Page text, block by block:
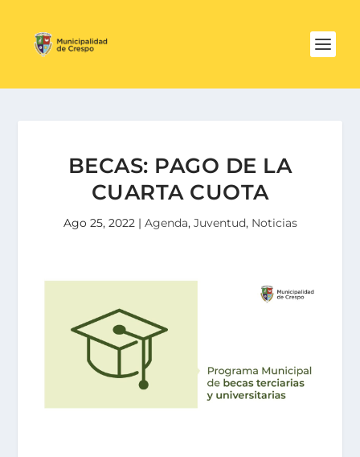
BECAS: PAGO DE LA
CUARTA CUOTA
Ago 25, 2022| Agenda, Juventud, Noticias